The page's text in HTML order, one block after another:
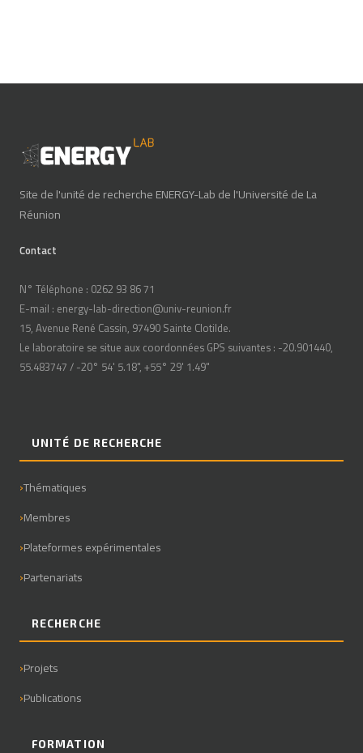
Site de l'unité de recherche ENERGY-Lab de l'Université de La
Réunion
Contact
N° Téléphone : 0262 93 86 71
E-mail : energy-lab-direction@univ-reunion.fr
15, Avenue René Cassin, 97490 Sainte Clotilde.
Le laboratoire se situe aux coordonnées GPS suivantes : -20.901440,
55.483747 / -20° 54' 5.18", +55° 29' 1.49"
UNITÉ DE RECHERCHE
Thématiques
Membres
Plateformes expérimentales
Partenariats
RECHERCHE
Projets
Publications
FORMATION